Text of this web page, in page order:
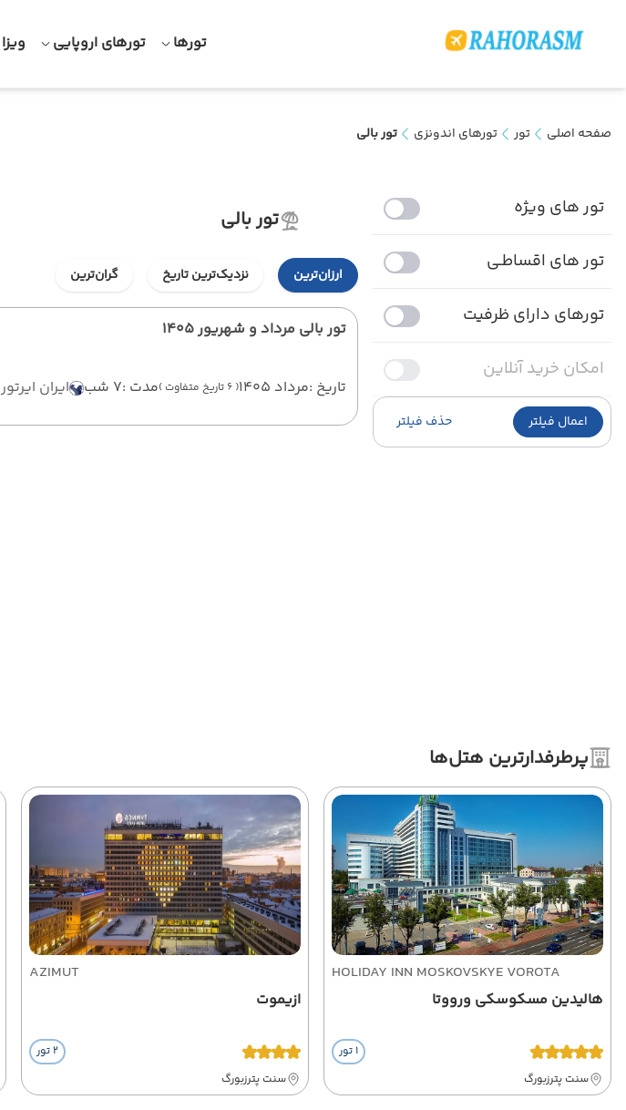
تورها تورهای اروپایی ویزا
صفحه اصلی تور تورهای اندونزی تور بالی
تور بالی تور های ویژه
تور های اقساطـی
تورهای دارای ظرفیت
امکان خرید آنلاین
اعمال فیلتر حذف فیلتر
ارزان‌ترین نزدیک‌ترین تاریخ گران‌ترین
تور بالی مرداد و شهریور 1405
تاریخ :مرداد 1405 ( 6 تاریخ متفاوت ) مدت :7 شب ایران ایرتور
پرطرفدارترین هتل‌ها
HOLIDAY INN MOSKOVSKYE VOROTA
هالیدین مسکوسکی ورووتا
1 تور
سنت پترزبورگ
AZIMUT
ازیموت
2 تور
سنت پترزبورگ